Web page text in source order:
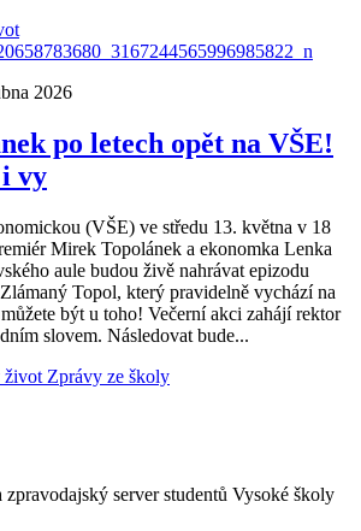
2026
po letech opět na VŠE!
vy
(VŠE) ve středu 13. května v 18
Mirek Topolánek a ekonomka Lenka
aule budou živě nahrávat epizodu
Topol, který pravidelně vychází na
být u toho! Večerní akci zahájí rektor
slovem. Následovat bude...
život Zprávy ze školy
zpravodajský server studentů Vysoké školy